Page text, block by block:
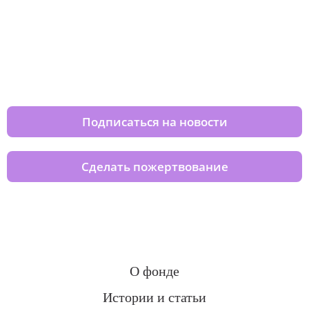
Подписаться на новости
Сделать пожертвование
О фонде
Истории и статьи